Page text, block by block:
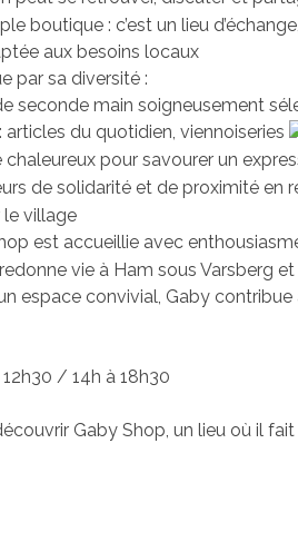
boutique : c’est un lieu
aux besoins locaux
par sa diversité :
seconde main soigneusement
articles du quotidien, viennoiseries
chaleureux pour savourer un
de solidarité et de proximité
village
est accueillie avec
vie à Ham sous Varsberg
espace convivial, Gaby
12h30 / 14h à 18h30
Gaby Shop, un lieu où il